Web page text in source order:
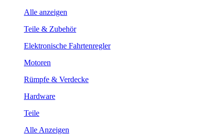
Alle anzeigen
Teile & Zubehör
Elektronische Fahrtenregler
Motoren
Rümpfe & Verdecke
Hardware
Teile
Alle Anzeigen